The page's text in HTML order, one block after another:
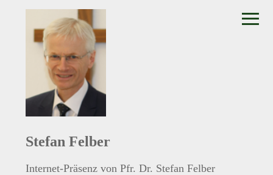
Stefan Felber
Internet-Präsenz von Pfr. Dr. Stefan Felber
≡